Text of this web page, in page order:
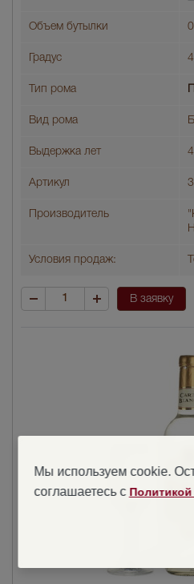
Объем бутылки
Градус
Тип рома
Вид рома
Выдержка лет 4
Артикул
Производитель
Условия продаж:
В заявку
Мы используем cookie.
соглашаетесь с